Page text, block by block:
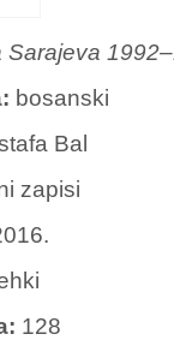
Sarajeva
bosanski
Bal
zapisi
128